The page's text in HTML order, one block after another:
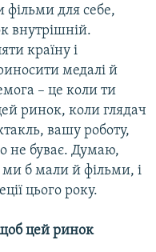
фільми для себе,
внутрішній.
країну і
медалі й
– це коли ти
ринок, коли глядач
вашу роботу,
не буває. Думаю,
б мали й фільми, і
цього року.
цей ринок